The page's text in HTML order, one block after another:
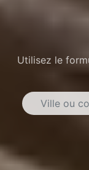
Utilisez le